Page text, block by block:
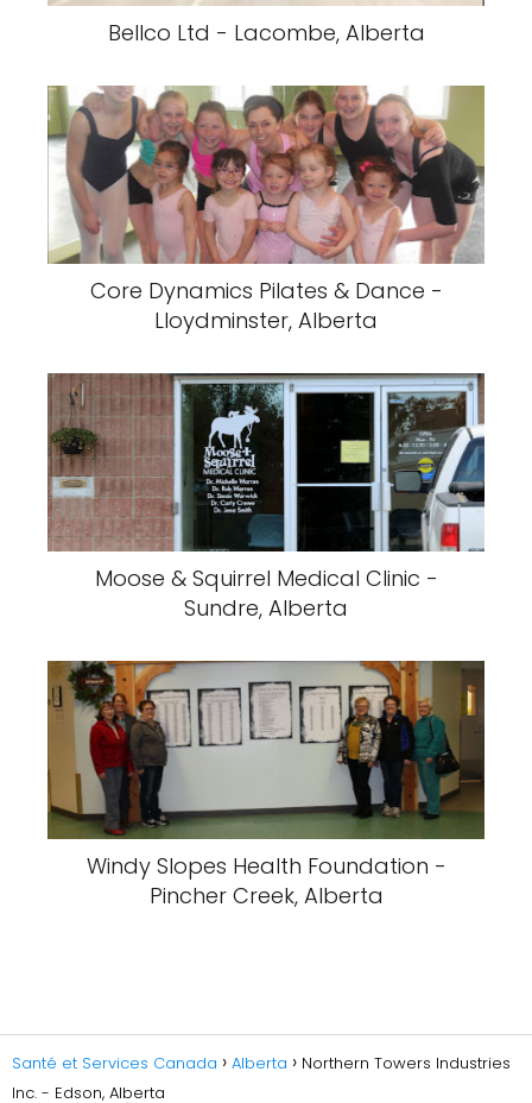
Bellco Ltd - Lacombe, Alberta
Core Dynamics Pilates & Dance -
Lloydminster, Alberta
Moose & Squirrel Medical Clinic -
Sundre, Alberta
Windy Slopes Health Foundation -
Pincher Creek, Alberta
Santé et Services Canada Alberta
Northern Towers Industries
Inc. - Edson, Alberta